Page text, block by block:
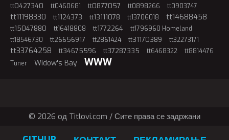
tt0427340 tt0460681 tt0877057 tt0898266 tt0903747
tt11198330 tt1124373 tt13111078 tt13706018 tt14688458
tt15047880 tt16418808 tt1772264
tt1796960 Homeland
tt18546730
tt26656917 tt2861424 tt31170389 tt32273171
tt33764258 tt34675596 tt37287335 tt6468322
tt8814476
Tuner
Widow's Bay WWW
© 2026 oд Titlovi.com / Сите права се задржани